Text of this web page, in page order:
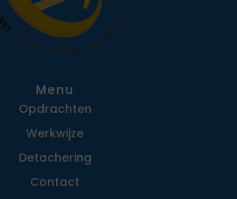
Menu
Opdrachten
Werkwijze
Detachering
Contact